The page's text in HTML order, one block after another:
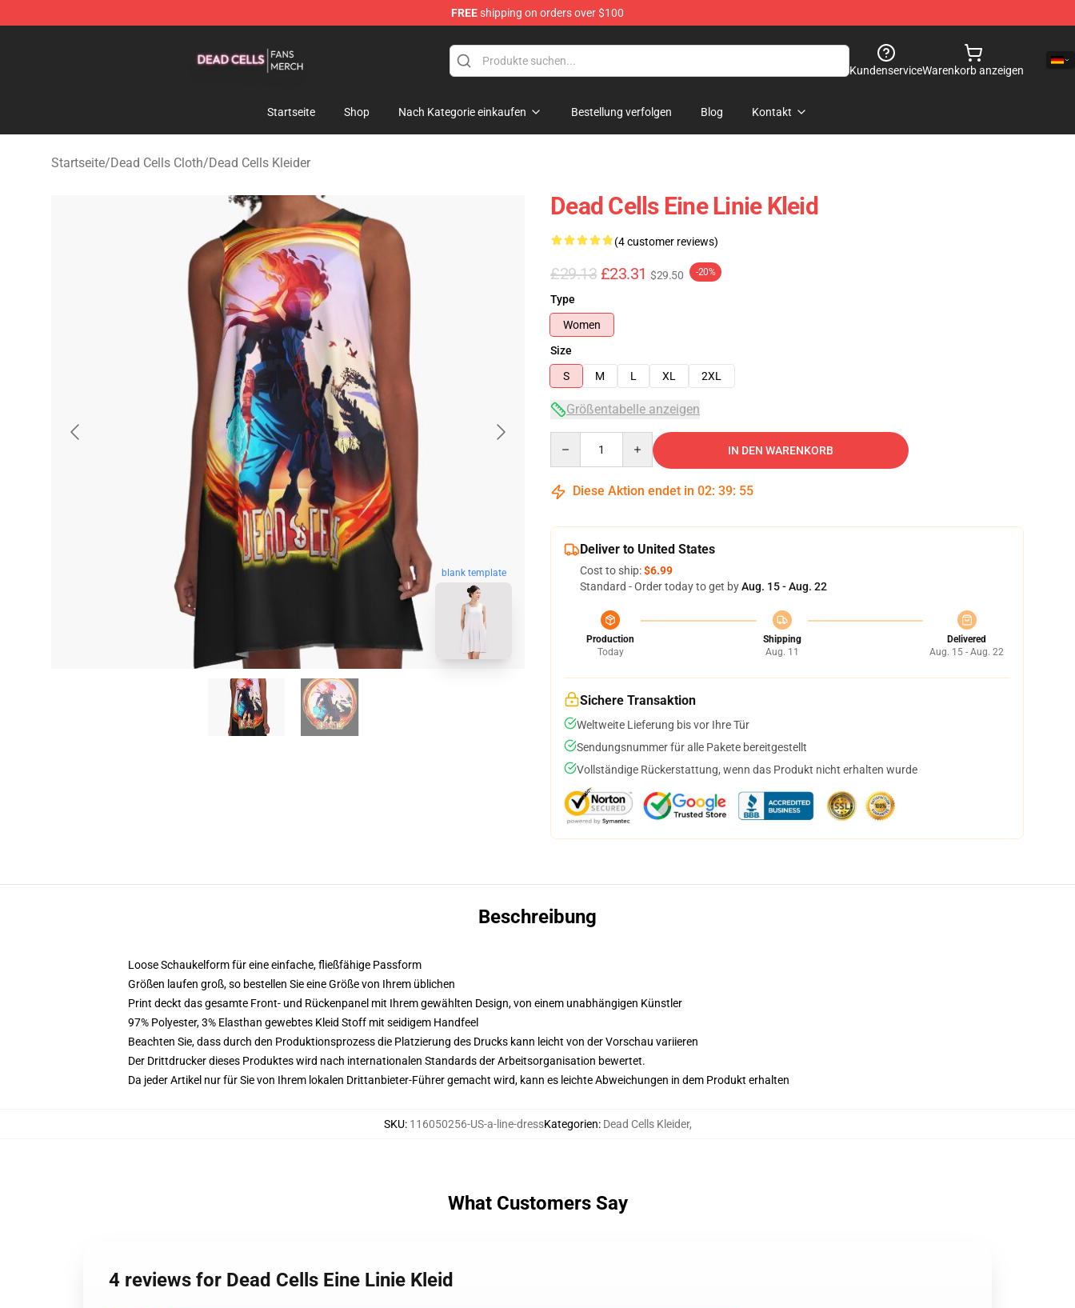
FREEshipping on orders over $100
KundenserviceWarenkorb anzeigen
Startseite Shop Nach Kategorie einkaufen Bestellung verfolgen Blog Kontakt
Startseite/Dead Cells Cloth/Dead Cells Kleider
blank template
Dead Cells Eine Linie Kleid
(4 customer reviews)
£29.13 £23.31 $29.50 -20%
Type
Women
Size
S
M L XL 2XL
Größentabelle anzeigen
IN DEN WARENKORB
Diese Aktion endet in 02: 39: 54
Deliver to United States
Cost to ship:$6.99
Standard - Order today to get byAug. 15 - Aug. 22
Production
Today
Shipping
Aug. 11
Delivered
Aug. 15 - Aug. 22
Sichere Transaktion
Weltweite Lieferung bis vor Ihre Tür
Sendungsnummer für alle Pakete bereitgestellt
Vollständige Rückerstattung, wenn das Produkt nicht erhalten wurde
Beschreibung
Loose Schaukelform für eine einfache, fließfähige Passform
Größen laufen groß, so bestellen Sie eine Größe von Ihrem üblichen
Print deckt das gesamte Front- und Rückenpanel mit Ihrem gewählten Design, von einem unabhängigen Künstler
97% Polyester, 3% Elasthan gewebtes Kleid Stoff mit seidigem Handfeel
Beachten Sie, dass durch den Produktionsprozess die Platzierung des Drucks kann leicht von der Vorschau variieren
Der Drittdrucker dieses Produktes wird nach internationalen Standards der Arbeitsorganisation bewertet.
Da jeder Artikel nur für Sie von Ihrem lokalen Drittanbieter-Führer gemacht wird, kann es leichte Abweichungen in dem Produkt erhalten
SKU: 116050256-US-a-line-dressKategorien: Dead Cells Kleider,
What Customers Say
4 reviews for Dead Cells Eine Linie Kleid